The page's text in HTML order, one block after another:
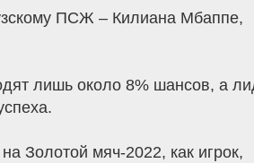
ПСЖ – Килиана Мбаппе,
лишь около 8% шансов, а
Золотой мяч-2022, как игрок,